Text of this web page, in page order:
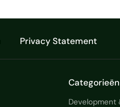
Privacy Statement
Categorieën
Development